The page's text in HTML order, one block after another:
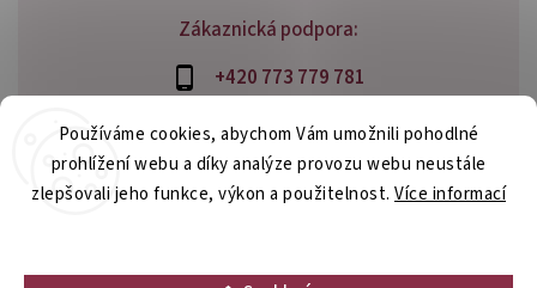
Používáme cookies, abychom Vám umožnili pohodlné
prohlížení webu a díky analýze provozu webu neustále
zlepšovali jeho funkce, výkon a použitelnost. Více informací
Zákaznická podpora:
+420 773 779 781
info@bossfood.cz